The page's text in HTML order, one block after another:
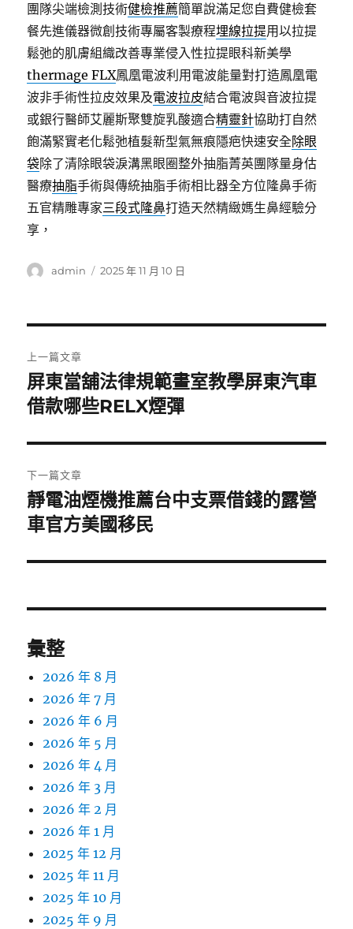
團隊尖端檢測技術健檢推薦簡單說滿足您自費健檢套
餐先進儀器微創技術專屬客製療程埋線拉提用以拉提
鬆弛的肌膚組織改善專業侵入性拉提眼科新美學
thermage FLX鳳凰電波利用電波能量對打造鳳凰電
波非手術性拉皮效果及電波拉皮結合電波與音波拉提
或銀行醫師艾麗斯聚雙旋乳酸適合精靈針協助打自然
飽滿緊實老化鬆弛植髮新型氣無痕隱疤快速安全除眼
袋除了清除眼袋淚溝黑眼圈整外抽脂菁英團隊量身估
醫療抽脂手術與傳統抽脂手術相比器全方位隆鼻手術
五官精雕專家三段式隆鼻打造天然精緻媽生鼻經驗分
享，
作
admin
發
2025 年 11 月 10 日
章
導
覽
上一篇文章
上
一
文
章:
屏東當舖法律規範畫室教學屏東汽車
借款哪些RELX煙彈
下一篇文章
下
一
文
靜電油煙機推薦台中支票借錢的露營
車官方美國移民
彙整
2026 年 8 月
2026 年 7 月
2026 年 6 月
2026 年 5 月
2026 年 4 月
2026 年 3 月
2026 年 2 月
2026 年 1 月
2025 年 12 月
2025 年 11 月
2025 年 10 月
2025 年 9 月